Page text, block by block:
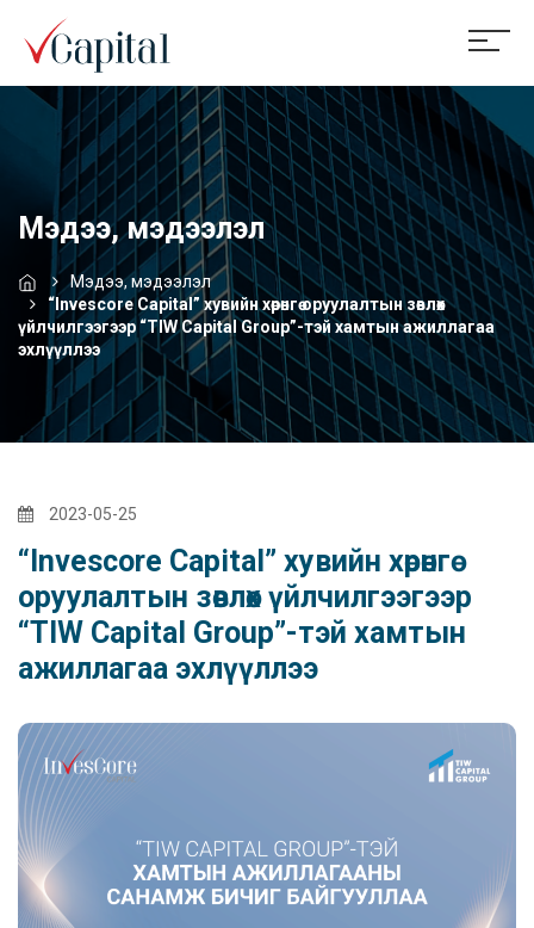
Мэдээ, мэдээлэл
Мэдээ, мэдээлэл
“Invescore Capital” хувийн хөрөнгө оруулалтын зөвлөх
үйлчилгээгээр “TIW Capital Group”-тэй хамтын ажиллагаа
эхлүүллээ
2023-05-25
“Invescore Capital” хувийн хөрөнгө
оруулалтын зөвлөх үйлчилгээгээр
“TIW Capital Group”-тэй хамтын
ажиллагаа эхлүүллээ